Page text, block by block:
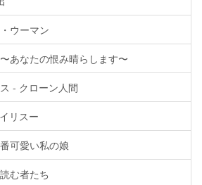
ウーマン
あなたの恨み晴らします〜
- クローン人間
リスー
可愛い私の娘
む者たち